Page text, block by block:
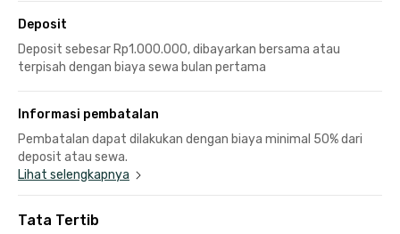
Deposit
Deposit sebesar Rp1.000.000, dibayarkan bersama atau
terpisah dengan biaya sewa bulan pertama
Informasi pembatalan
Pembatalan dapat dilakukan dengan biaya minimal 50% dari
deposit atau sewa.
Lihat selengkapnya
Tata Tertib